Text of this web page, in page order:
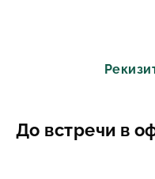
До встречи в